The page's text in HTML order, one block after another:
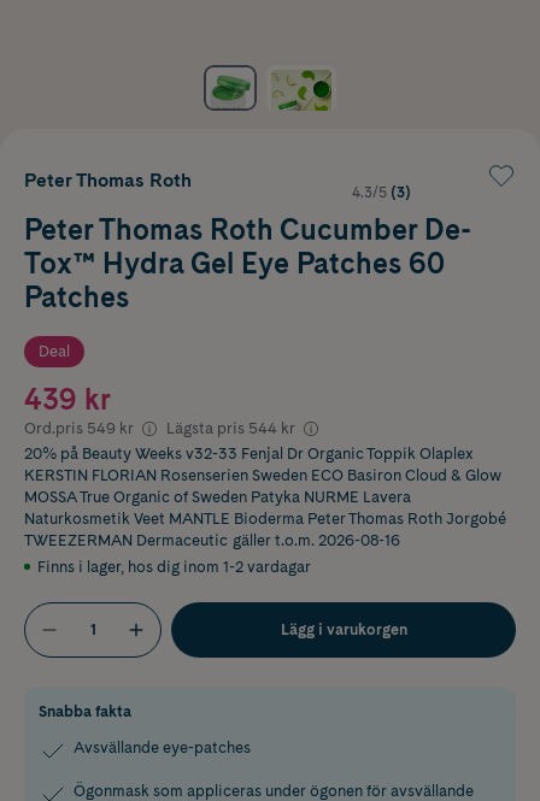
Peter Thomas Roth
4.3/5 (3)
Peter Thomas Roth Cucumber De-
Tox™ Hydra Gel Eye Patches 60
Patches
Deal
439 kr
Ord.pris 549 kr Lägsta pris 544 kr
20% på Beauty Weeks v32-33 Fenjal Dr Organic Toppik Olaplex
KERSTIN FLORIAN Rosenserien Sweden ECO Basiron Cloud & Glow
MOSSA True Organic of Sweden Patyka NURME Lavera
Naturkosmetik Veet MANTLE Bioderma Peter Thomas Roth Jorgobé
TWEEZERMAN Dermaceutic gäller t.o.m. 2026-08-16
Finns i lager, hos dig inom 1-2 vardagar
Lägg i varukorgen
Snabba fakta
Avsvällande eye-patches
Ögonmask som appliceras under ögonen för avsvällande